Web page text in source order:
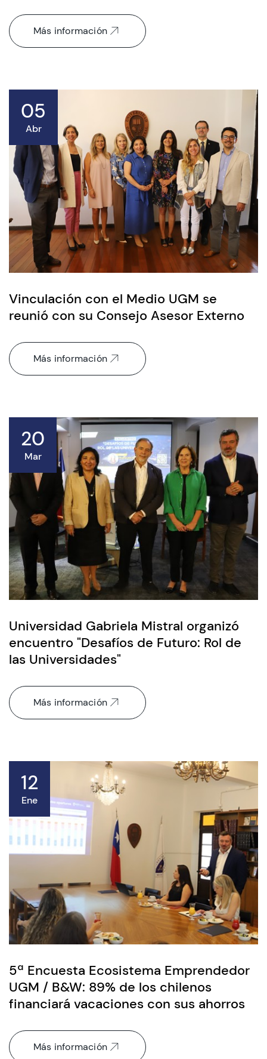
Más información
05
Abr
Vinculación con el Medio UGM se
reunió con su Consejo Asesor Externo
Más información
20
Mar
Universidad Gabriela Mistral organizó
encuentro "Desafíos de Futuro: Rol de
las Universidades"
Más información
12
Ene
5ª Encuesta Ecosistema Emprendedor
UGM / B&W: 89% de los chilenos
financiará vacaciones con sus ahorros
Más información